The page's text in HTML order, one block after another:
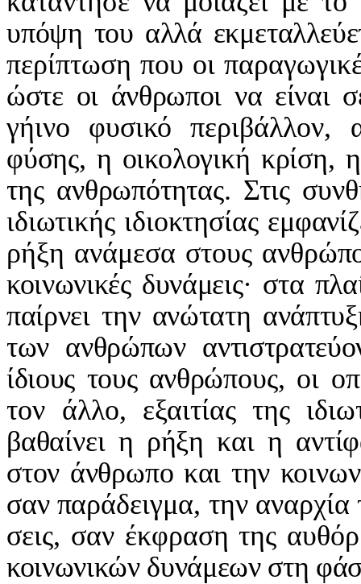
υπόψη του αλλά
περίπτωση που οι
ώστε οι άνθρωποι να είναι
γήινο φυσικό περιβάλλον,
φύσης, η οικολογική κρίση,
της ανθρωπότητας. Στις
ιδιωτικής ιδιοκτησίας
ρήξη ανάμεσα στους ανθρώ­
κοινωνικές δυνάμεις· στα
παίρνει την ανώτατη
των ανθρώπων
ίδιους τους ανθρώ­πους, οι
τον άλλο, εξαι­τίας της
βαθαίνει η ρή­ξη και η
στον άνθρω­πο και την
σαν πα­ράδειγμα, την
σεις, σαν έκφραση της
κοινωνικών δυνάμεων στη